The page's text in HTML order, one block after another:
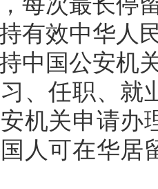
效中华人民
国公安机关
任职、就
机关申请办
人可在华居